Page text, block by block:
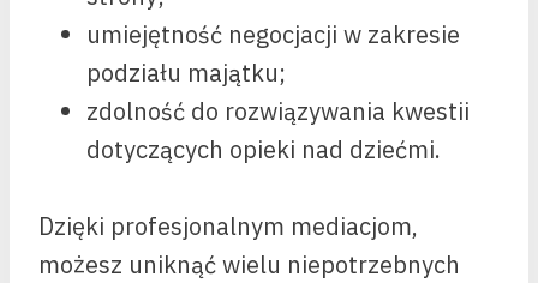
umiejętność negocjacji w zakresie
podziału majątku;
zdolność do rozwiązywania kwestii
dotyczących opieki nad dziećmi.
Dzięki profesjonalnym mediacjom,
możesz uniknąć wielu niepotrzebnych